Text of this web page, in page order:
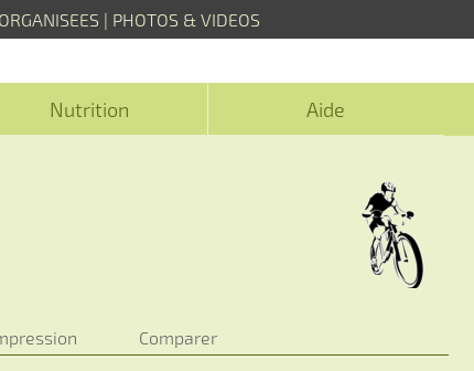
| PHOTOS & VIDEOS
Nutrition Aide
Comparer